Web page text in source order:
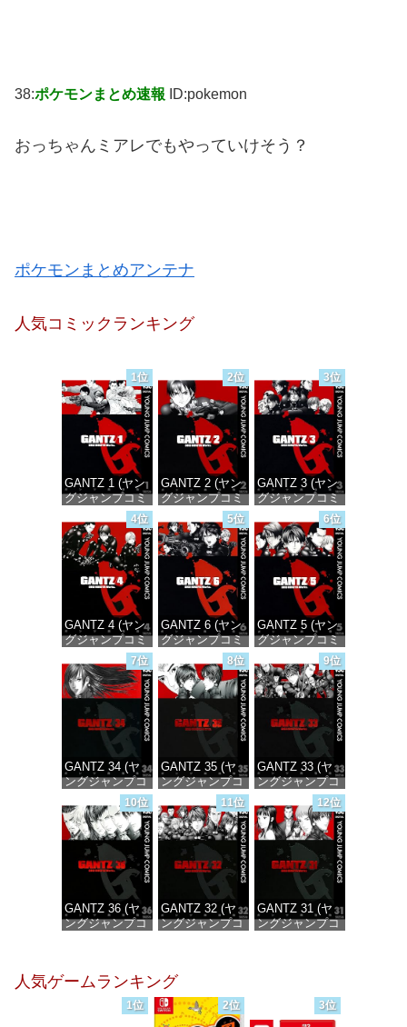
38:ポケモンまとめ速報 ID:pokemon
おっちゃんミアレでもやっていけそう？
ポケモンまとめアンテナ
人気コミックランキング
1位
GANTZ 1 (ヤン
グジャンプコミ
ックスDIGITAL)
価格：¥100
2位
GANTZ 2 (ヤン
グジャンプコミ
ックスDIGITAL)
価格：¥100
3位
GANTZ 3 (ヤン
グジャンプコミ
ックスDIGITAL)
価格：¥100
4位
GANTZ 4 (ヤン
グジャンプコミ
ックスDIGITAL)
価格：¥100
5位
GANTZ 6 (ヤン
グジャンプコミ
ックスDIGITAL)
価格：¥100
6位
GANTZ 5 (ヤン
グジャンプコミ
ックスDIGITAL)
価格：¥100
7位
GANTZ 34 (ヤ
ングジャンプコ
DIGITAL)
価格：¥100
8位
GANTZ 35 (ヤ
ングジャンプコ
DIGITAL)
価格：¥100
9位
GANTZ 33 (ヤ
ングジャンプコ
DIGITAL)
価格：¥100
10位
GANTZ 36 (ヤ
ングジャンプコ
価格：¥100
11位
GANTZ 32 (ヤ
ングジャンプコ
12位
GANTZ 31 (ヤ
ングジャンプコ
人気ゲームランキング
1位 2位 3位